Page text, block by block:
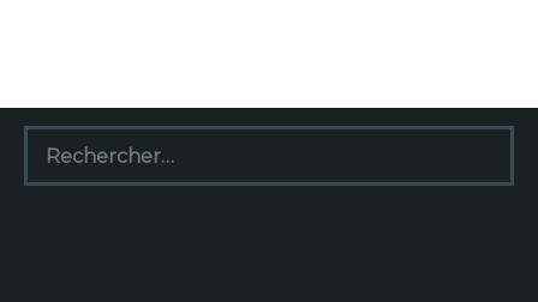
Rechercher :